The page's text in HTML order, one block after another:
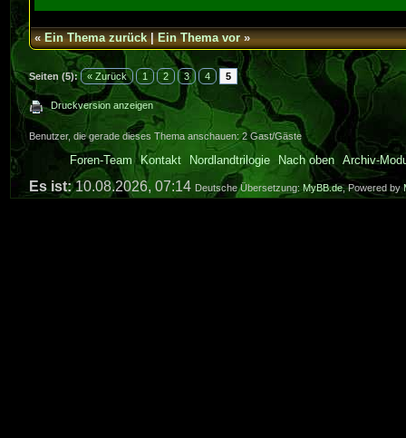
«Ein Thema zurück|Ein Thema vor»
Seiten (5): « Zurück 1 2 3 4 5
Druckversion anzeigen
Benutzer, die gerade dieses Thema anschauen: 2 Gast/Gäste
Foren-Team Kontakt Nordlandtrilogie Nach oben Archiv-
Es ist:10.08.2026, 07:14 Deutsche Übersetzung:MyBB.de, Powered by